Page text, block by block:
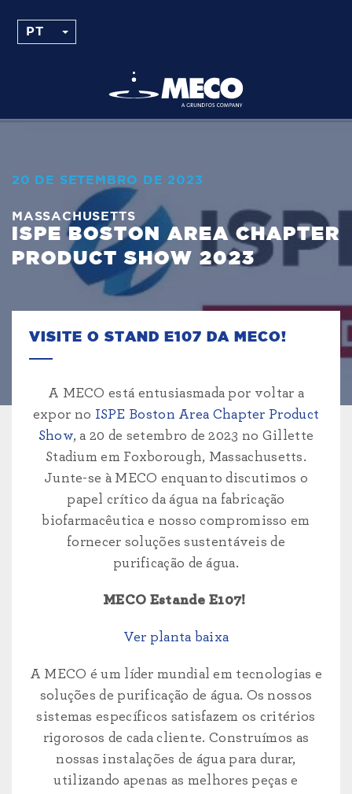
20 DE SETEMBRO DE 2023
MASSACHUSETTS
ISPE BOSTON AREA CHAPTER
PRODUCT SHOW 2023
VISITE O STAND E107 DA MECO!
A MECO está entusiasmada por voltar a
expor no ISPE Boston Area Chapter Product
Show, a 20 de setembro de 2023 no Gillette
Stadium em Foxborough, Massachusetts.
Junte-se à MECO enquanto discutimos o
papel crítico da água na fabricação
biofarmacêutica e nosso compromisso em
fornecer soluções sustentáveis de
purificação de água.
MECO Estande E107!
Ver planta baixa
A MECO é um líder mundial em tecnologias e
soluções de purificação de água. Os nossos
sistemas específicos satisfazem os critérios
rigorosos de cada cliente. Construímos as
nossas instalações de água para durar,
utilizando apenas as melhores peças e